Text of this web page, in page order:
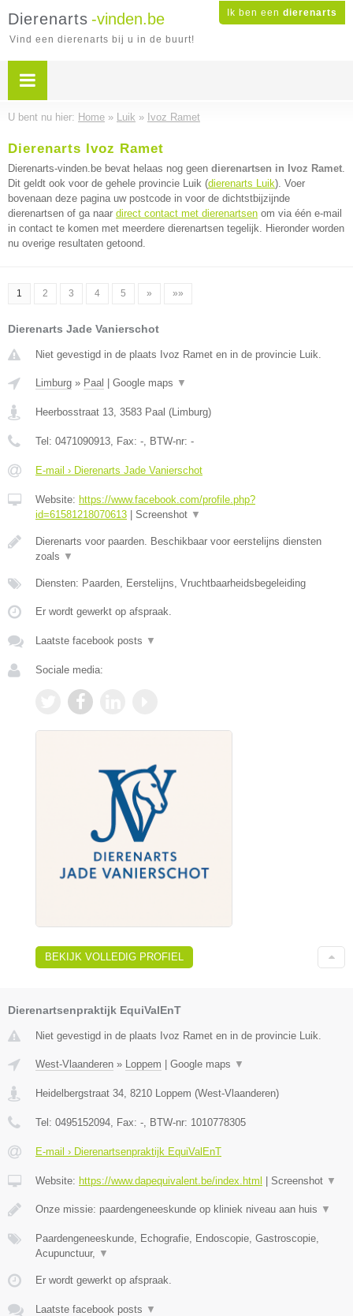
Ik ben een dierenarts
Dierenarts -vinden.be
Vind een dierenarts bij u in de buurt!
U bent nu hier: Home » Luik » Ivoz Ramet
Dierenarts Ivoz Ramet
Dierenarts-vinden.be bevat helaas nog geen dierenartsen in Ivoz Ramet.
Dit geldt ook voor de gehele provincie Luik (dierenarts Luik). Voer
bovenaan deze pagina uw postcode in voor de dichtstbijzijnde
dierenartsen of ga naar direct contact met dierenartsen om via één e-mail
in contact te komen met meerdere dierenartsen tegelijk. Hieronder worden
nu overige resultaten getoond.
1 2 3 4 5 » »»
Dierenarts Jade Vanierschot
Niet gevestigd in de plaats Ivoz Ramet en in de provincie Luik.
Limburg » Paal Google maps ▼
Heerbosstraat 13, 3583 Paal (Limburg)
Tel: 0471090913, Fax: -, BTW-nr: -
E-mail › Dierenarts Jade Vanierschot
Website: https://www.facebook.com/profile.php?
id=61581218070613
Screenshot ▼
Dierenarts voor paarden. Beschikbaar voor eerstelijns diensten
zoals ▼
Diensten: Paarden, Eerstelijns, Vruchtbaarheidsbegeleiding
Er wordt gewerkt op afspraak.
Laatste facebook posts ▼
Sociale media:
BEKIJK VOLLEDIG PROFIEL
Dierenartsenpraktijk EquiValEnT
Niet gevestigd in de plaats Ivoz Ramet en in de provincie Luik.
West-Vlaanderen » Loppem Google maps ▼
Heidelbergstraat 34, 8210 Loppem (West-Vlaanderen)
Tel: 0495152094, Fax: -, BTW-nr: 1010778305
E-mail › Dierenartsenpraktijk EquiValEnT
Website: https://www.dapequivalent.be/index.html Screenshot ▼
Onze missie: paardengeneeskunde op kliniek niveau aan huis ▼
Paardengeneeskunde, Echografie, Endoscopie, Gastroscopie,
Acupunctuur, ▼
Er wordt gewerkt op afspraak.
Laatste facebook posts ▼